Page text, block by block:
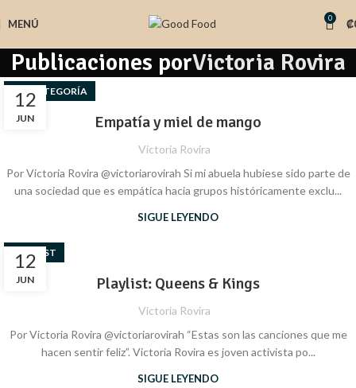
MENÚ 0 ₡
Publicaciones porVictoria Rovira
12
JUN
SIN CATEGORÍA
Empatía y miel de mango
Victoria Rovira
Por Victoria Rovira @victoriarovirah Si mi abuela hubiese sido parte de
una sociedad que es empática hacia grupos históricamente exclu...
SIGUE LEYENDO
12
JUN
PLAYLIST
Playlist: Queens & Kings
Victoria Rovira
Por Victoria Rovira @victoriarovirah “Estas son las canciones que me
hacen sentir feliz”. Victoria Rovira es joven activista po...
SIGUE LEYENDO